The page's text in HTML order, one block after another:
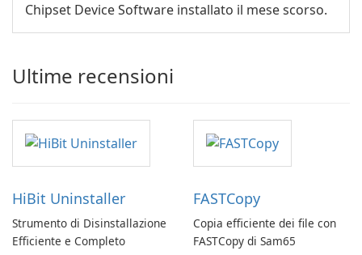
Chipset Device Software installato il mese scorso.
Ultime recensioni
HiBit Uninstaller
Strumento di Disinstallazione
Efficiente e Completo
FASTCopy
Copia efficiente dei file con
FASTCopy di Sam65